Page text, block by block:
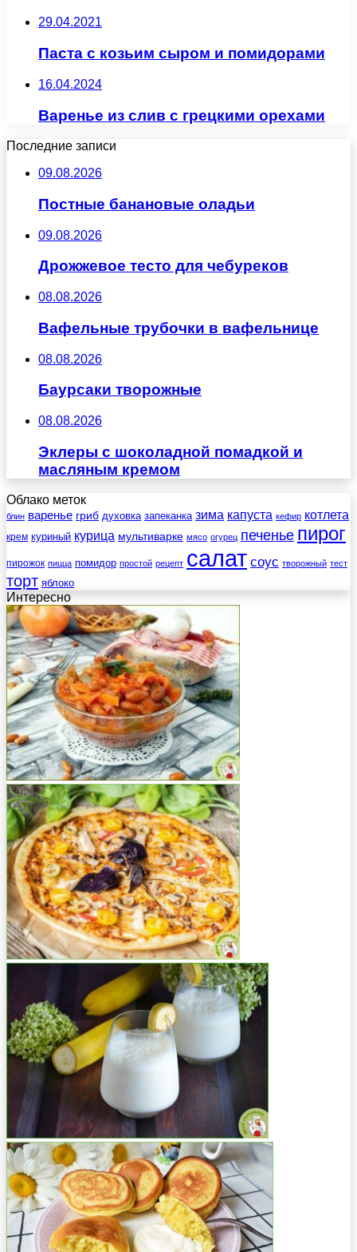
29.04.2021
Паста с козьим сыром и помидорами
16.04.2024
Варенье из слив с грецкими орехами
Последние записи
09.08.2026
Постные банановые оладьи
09.08.2026
Дрожжевое тесто для чебуреков
08.08.2026
Вафельные трубочки в вафельнице
08.08.2026
Баурсаки творожные
08.08.2026
Эклеры с шоколадной помадкой и
масляным кремом
Облако меток
блин варенье гриб духовка запеканка зима капуста кефир котлета
крем куриный курица мультиварке мясо огурец печенье пирог
пирожок пицца помидор простой рецепт салат соус творожный тест
торт яблоко
Интересно